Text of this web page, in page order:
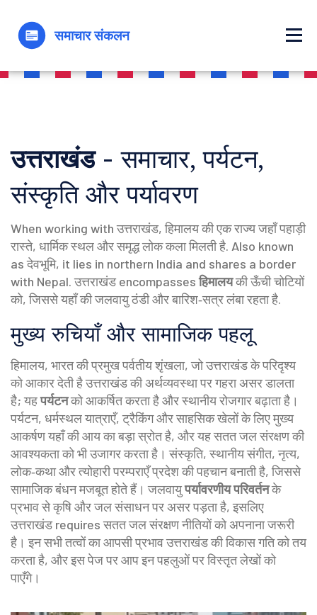
उत्तराखंड- समाचार, पर्यटन,
संस्कृति और पर्यावरण
When working withउत्तराखंड,हिमालय की एक राज्य जहाँ पहाड़ी
रास्ते, धार्मिक स्थल और समृद्ध लोक कला मिलती है. Also known
asदेवभूमि, it lies in northern India and shares a border
with Nepal. उत्तराखंड encompassesहिमालयकी ऊँची चोटियों
को, जिससे यहाँ की जलवायु ठंडी और बारिश‑सत्र लंबा रहता है.
मुख्य रुचियाँ और सामाजिक पहलू
हिमालय, भारत की प्रमुख पर्वतीय शृंखला, जो उत्तराखंड के परिदृश्य
को आकार देती हैउत्तराखंड की अर्थव्यवस्था पर गहरा असर डालता
है; यहपर्यटनको आकर्षित करता है और स्थानीय रोजगार बढ़ाता है।
पर्यटन, धर्मस्थल यात्राएँ, ट्रैकिंग और साहसिक खेलों के लिए मुख्य
आकर्षणयहाँ की आय का बड़ा स्रोत है, और यह सतत जल संरक्षण की
आवश्यकता को भी उजागर करता है।संस्कृति,स्थानीय संगीत, नृत्य,
लोक‑कथा और त्योहारी परम्पराएँप्रदेश की पहचान बनाती है, जिससे
सामाजिक बंधन मजबूत होते हैं। जलवायुपर्यावरणीय परिवर्तनके
प्रभाव से कृषि और जल संसाधन पर असर पड़ता है, इसलिए
उत्तराखंड requires सतत जल संरक्षण नीतियों को अपनाना जरूरी
है। इन सभी तत्वों का आपसी प्रभाव उत्तराखंड की विकास गति को तय
करता है, और इस पेज पर आप इन पहलुओं पर विस्तृत लेखों को
पाएँगे।